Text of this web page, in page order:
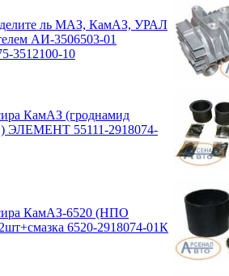
ль МАЗ, КамАЗ, УРАЛ
АИ-3506503-01
3512100-10
КамАЗ (гроднамид
ЭЛЕМЕНТ 55111-2918074-
КамАЗ-6520 (НПО
6520-2918074-01К